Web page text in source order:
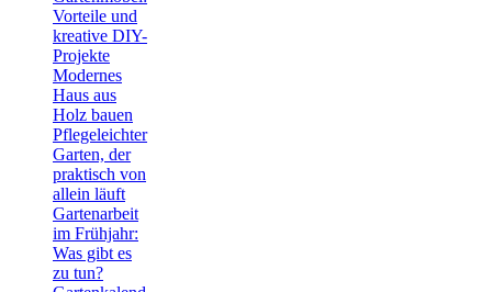
Vorteile und
kreative DIY-
Projekte
Modernes
Haus aus
Holz bauen
Pflegeleichter
Garten, der
praktisch von
allein läuft
Gartenarbeit
im Frühjahr:
Was gibt es
zu tun?